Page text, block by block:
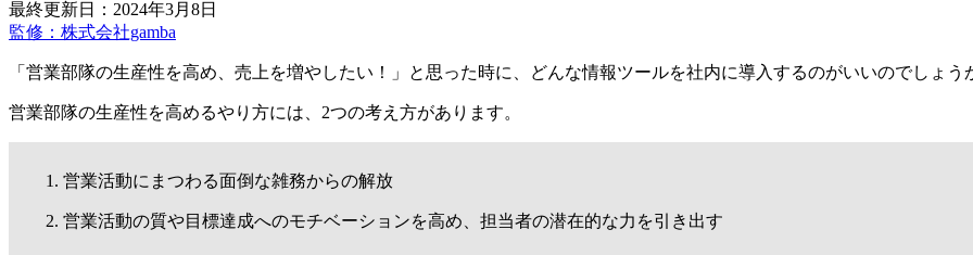
最終更新日：2024年3月8日
監修：株式会社gamba
「営業部隊の生産性を高め、売上を増やしたい！」と思った時に、どんな情報ツールを社内に導入するのがいいのでしょう
営業部隊の生産性を高めるやり方には、2つの考え方があります。
営業活動にまつわる面倒な雑務からの解放
営業活動の質や目標達成へのモチベーションを高め、担当者の潜在的な力を引き出す